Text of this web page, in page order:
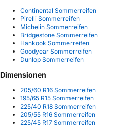
Continental Sommerreifen
Pirelli Sommerreifen
Michelin Sommerreifen
Bridgestone Sommerreifen
Hankook Sommerreifen
Goodyear Sommerreifen
Dunlop Sommerreifen
Dimensionen
205/60 R16 Sommerreifen
195/65 R15 Sommerreifen
225/40 R18 Sommerreifen
205/55 R16 Sommerreifen
225/45 R17 Sommerreifen